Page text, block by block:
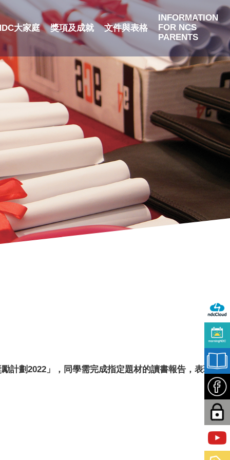
大家庭 獎項及成就 文件與表格
INFORMATION
FOR NCS
PARENTS
計劃2022」 ，同學需完成指定題材的讀書報告，表現優